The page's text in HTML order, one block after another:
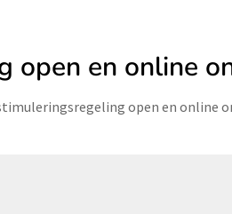
open en online
open en online